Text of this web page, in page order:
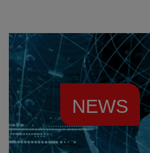
NEWS
Resources News